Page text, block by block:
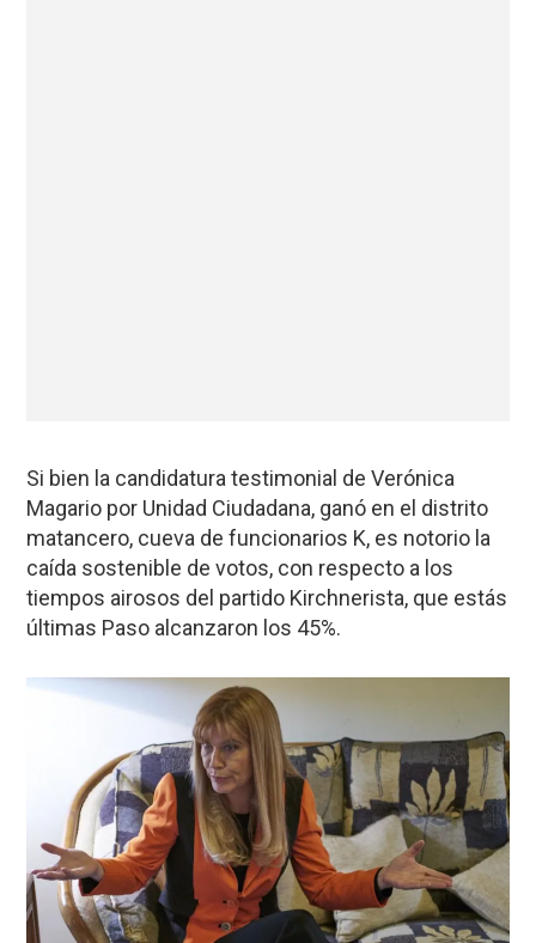
Si bien la candidatura testimonial de Verónica
Magario por Unidad Ciudadana, ganó en el distrito
matancero, cueva de funcionarios K, es notorio la
caída sostenible de votos, con respecto a los
tiempos airosos del partido Kirchnerista, que estás
últimas Paso alcanzaron los 45%.